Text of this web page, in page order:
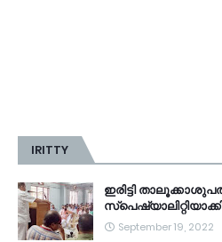
IRITTY
ഇരിട്ടി
September 19, 2022